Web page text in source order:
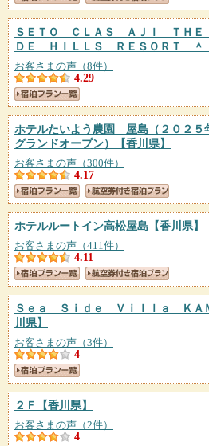
ＳＥＴＯ ＣＬＡＳ ＡＪＩ ＴＨＥ
ＤＥ ＨＩＬＬＳ ＲＥＳＯＲＴ ＾
お客さまの声（8件）
4.29
ホテルたいよう農園 屋島（２０２５
グランドオープン）
【香川県】
お客さまの声（300件）
4.17
ホテルルートイン高松屋島 【香川県】
お客さまの声（411件）
4.11
Ｓｅａ Ｓｉｄｅ Ｖｉｌｌａ ＫＡ
川県】
お客さまの声（3件）
4
２Ｆ 【香川県】
お客さまの声（2件）
4